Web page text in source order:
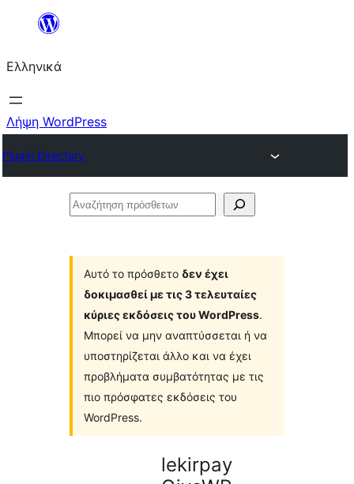
Μετάβαση
περιεχόμενο
Ελληνικά
Λήψη WordPress
Plugin Directory
Αναζήτηση
Αυτό το πρόσθετο δεν έχει
δοκιμασθεί με τις 3 τελευταίες
κύριες εκδόσεις του WordPress.
Μπορεί να μην αναπτύσσεται ή να
υποστηρίζεται άλλο και να έχει
προβλήματα συμβατότητας με τις
πιο πρόσφατες εκδόσεις του
WordPress.
lekirpay